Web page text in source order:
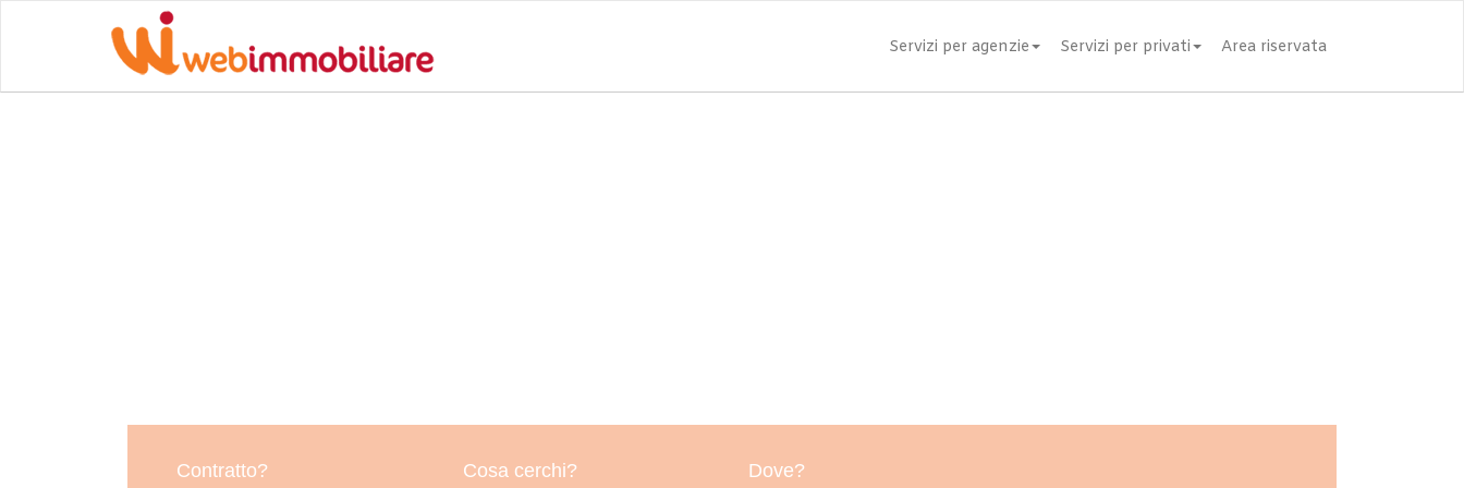
Servizi per agenzie Servizi per privati Area riservata
Contratto? Cosa cerchi? Dove?